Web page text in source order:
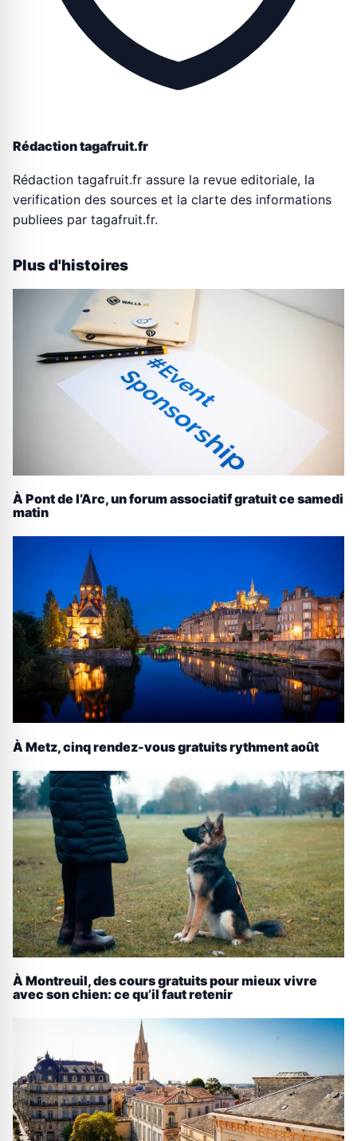
Rédaction tagafruit.fr
Rédaction tagafruit.fr assure la revue editoriale, la
verification des sources et la clarte des informations
publiees par tagafruit.fr.
Plus d'histoires
À Pont de l’Arc, un forum associatif gratuit ce samedi
matin
À Metz, cinq rendez-vous gratuits rythment août
À Montreuil, des cours gratuits pour mieux vivre
avec son chien: ce qu’il faut retenir